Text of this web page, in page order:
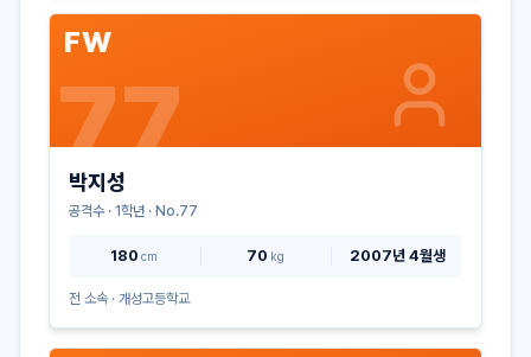
FW
77
박지성
공격수· 1학년 · No.77
180 cm 70 kg 2007년 4월생
전 소속 · 개성고등학교